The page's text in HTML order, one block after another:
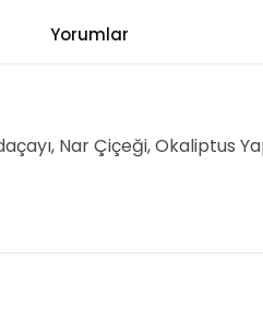
Yorumlar
Nar Çiçeği, Okaliptus
ve diğer konularda yetersiz